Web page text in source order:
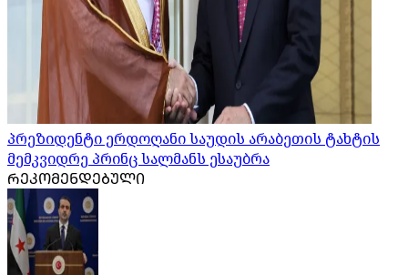
პრეზიდენტი ერდოღანი საუდის არაბეთის ტახტის
მემკვიდრე პრინც სალმანს ესაუბრა
ᲠᲔᲙᲝᲛᲔᲜᲓᲔᲑᲣᲚᲘ